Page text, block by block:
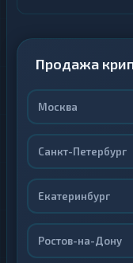
Продажа
Москва
Санкт-Петербург
Екатеринбург
Ростов-на-Дону